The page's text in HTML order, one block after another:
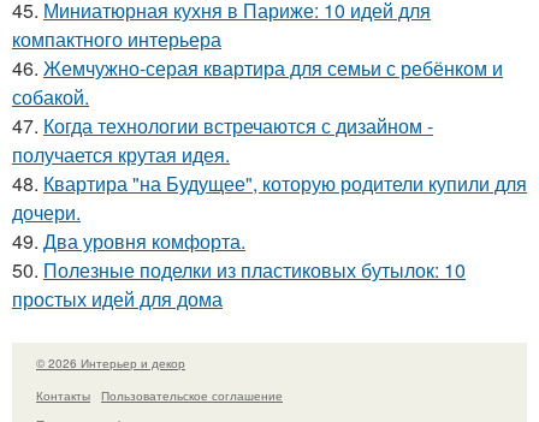
45. Миниатюрная кухня в Париже: 10 идей для
компактного интерьера
46. Жемчужно-серая квартира для семьи с ребёнком и
собакой.
47. Когда технологии встречаются с дизайном -
получается крутая идея.
48. Квартира "на Будущее", которую родители купили для
дочери.
49. Два уровня комфорта.
50. Полезные поделки из пластиковых бутылок: 10
простых идей для дома
© 2026 Интерьер и декор
Контакты
Пользовательское соглашение